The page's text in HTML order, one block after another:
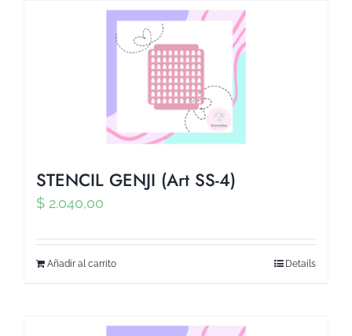
STENCIL GENJI (Art SS-4)
$ 2.040,00
Añadir al carrito Details